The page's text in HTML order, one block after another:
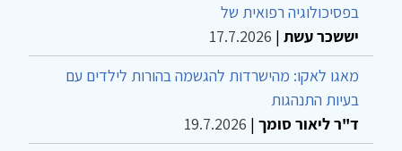
בפסיכולוגיה רפואית של
יששכר עשת |
17.7.2026
מאגו לאקו: מהישרדות להגשמה בהורות לילדים עם
בעיות התנהגות
ד"ר ליאור סומך |
19.7.2026